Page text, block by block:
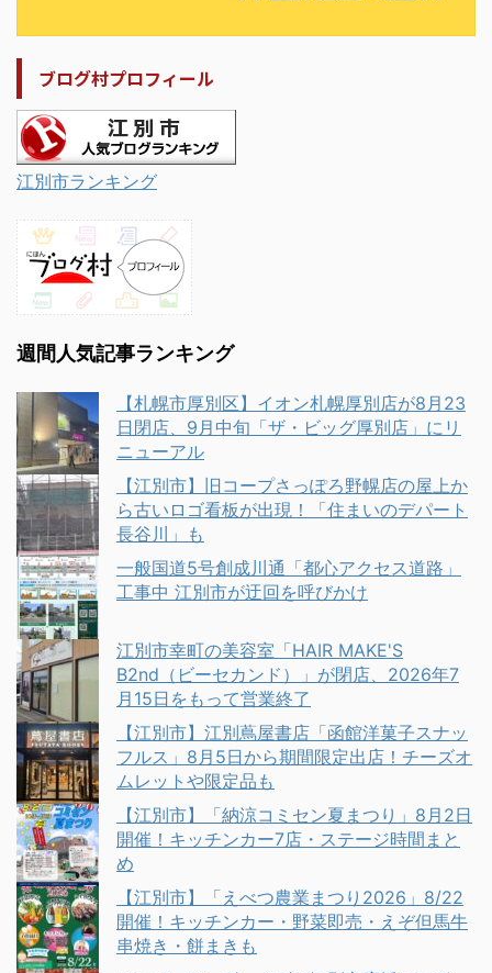
ブログ村プロフィール
江別市ランキング
週間人気記事ランキング
【札幌市厚別区】イオン札幌厚別店が8月23
日閉店、9月中旬「ザ・ビッグ厚別店」にリ
ニューアル
【江別市】旧コープさっぽろ野幌店の屋上か
ら古いロゴ看板が出現！「住まいのデパート
長谷川」も
一般国道5号創成川通「都心アクセス道路」
工事中 江別市が迂回を呼びかけ
江別市幸町の美容室「HAIR MAKE'S
B2nd（ビーセカンド）」が閉店、2026年7
月15日をもって営業終了
【江別市】江別蔦屋書店「函館洋菓子スナッ
フルス」8月5日から期間限定出店！チーズオ
ムレットや限定品も
【江別市】「納涼コミセン夏まつり」8月2日
開催！キッチンカー7店・ステージ時間まと
め
【江別市】「えべつ農業まつり2026」8/22
開催！キッチンカー・野菜即売・えぞ但馬牛
串焼き・餅まきも